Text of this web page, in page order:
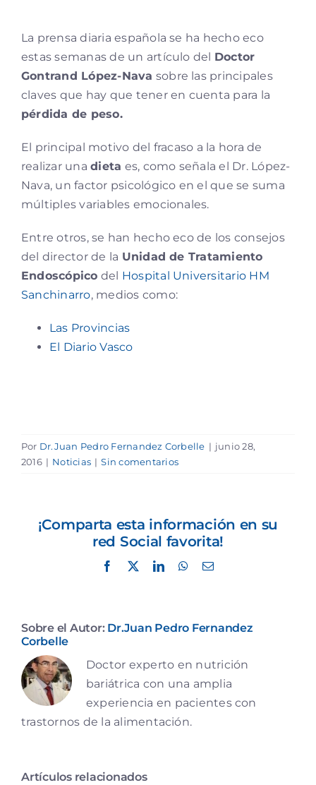
La prensa diaria española se ha hecho eco
estas semanas de un artículo del Doctor
Gontrand López-Nava sobre las principales
claves que hay que tener en cuenta para la
pérdida de peso.
El principal motivo del fracaso a la hora de
realizar unadieta es, como señala el Dr. López-
Nava, un factor psicológico en el que se suma
múltiples variables emocionales.
Entre otros, se han hecho eco de los consejos
del director de la Unidad de Tratamiento
Endoscópico del Hospital Universitario HM
Sanchinarro, medios como:
Las Provincias
El Diario Vasco
Por Dr.Juan Pedro Fernandez Corbelle | junio 28,
2016 | Noticias | Sin comentarios
¡Comparta esta información en su
red Social favorita!
Facebook
X LinkedInWhatsApp
Correo
Sobre el Autor: Dr.Juan Pedro Fernandez
Corbelle
Doctor experto en nutrición
bariátrica con una amplia
experiencia en pacientes con
trastornos de la alimentación.
Artículos relacionados